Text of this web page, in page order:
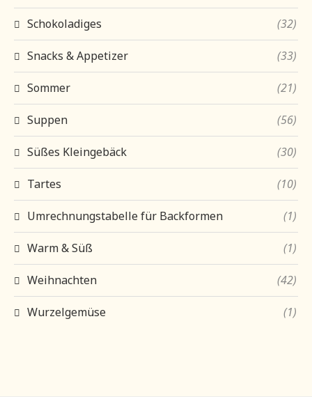
Schokoladiges (32)
Snacks & Appetizer (33)
Sommer (21)
Suppen (56)
Süßes Kleingebäck (30)
Tartes (10)
Umrechnungstabelle für Backformen (1)
Warm & Süß (1)
Weihnachten (42)
Wurzelgemüse (1)